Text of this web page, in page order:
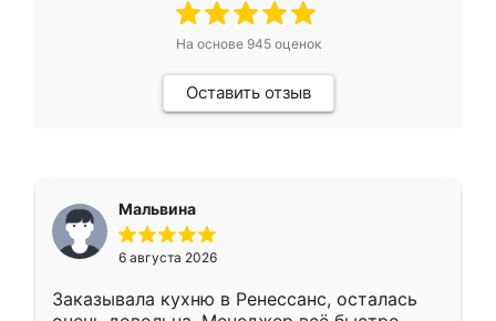
На основе 945оценок
Оставить отзыв
Мальвина
6 августа 2026
Заказывала кухню в Ренессанс, осталась